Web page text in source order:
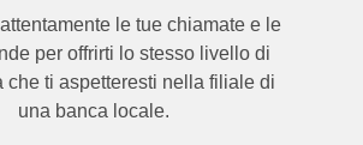
le tue chiamate e le
per offrirti lo stesso livello di
che ti aspetteresti nella filiale di
una banca locale.